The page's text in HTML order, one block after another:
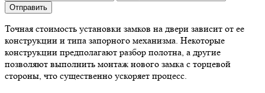
Точная стоимость установки замков на двери зависит от ее
конструкции и типа запорного механизма. Некоторые
конструкции предполагают разбор полотна, а другие
позволяют выполнить монтаж нового замка с торцевой
стороны, что существенно ускоряет процесс.